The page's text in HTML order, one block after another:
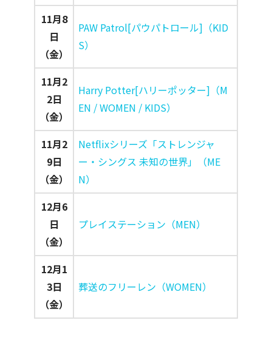
11月8
日
（金）
PAW Patrol[パウパトロール]（KID
S）
11月2
2日
（金）
Harry Potter[ハリーポッター]（M
EN / WOMEN / KIDS）
11月2
9日
（金）
Netflixシリーズ「ストレンジャ
ー・シングス 未知の世界」（ME
N）
12月6
日
（金）
プレイステーション（MEN）
12月1
3日
（金）
葬送のフリーレン（WOMEN）